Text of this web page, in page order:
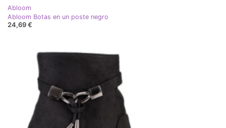
Abloom
Abloom Botas en un poste negro
24,69 €